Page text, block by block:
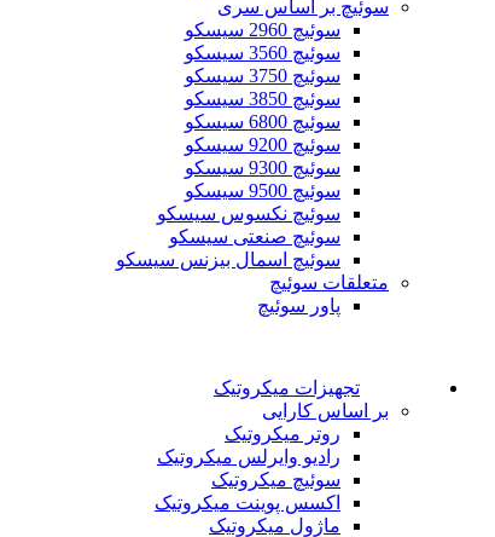
سوئیچ بر اساس سری
سوئیچ 2960 سیسکو
سوئیچ 3560 سیسکو
سوئیچ 3750 سیسکو
سوئیچ 3850 سیسکو
سوئیچ 6800 سیسکو
سوئیچ 9200 سیسکو
سوئیچ 9300 سیسکو
سوئیچ 9500 سیسکو
سوئیچ نکسوس سیسکو
سوئیچ صنعتی سیسکو
سوئیچ اسمال بیزنس سیسکو
متعلقات سوئیچ
پاور سوئیچ
تجهیزات میکروتیک
بر اساس کارایی
روتر میکروتیک
رادیو وایرلس میکروتیک
سوئیچ میکروتیک
اکسس پوینت میکروتیک
ماژول میکروتیک